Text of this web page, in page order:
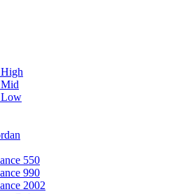
Low
550
990
2002